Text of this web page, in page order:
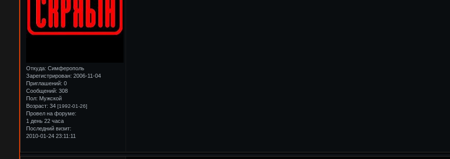
Откуда: Симферополь
Зарегистрирован: 2006-11-04
Приглашений: 0
Сообщений: 308
Пол: Мужской
Возраст: 34[1992-01-26]
Провел на форуме:
1 день 22 часа
Последний визит:
2010-01-24 23:11:11